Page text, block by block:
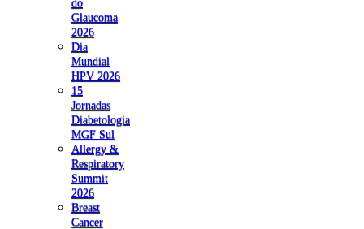
Glaucoma
2026
Dia
Mundial
HPV 2026
15
Jornadas
Diabetologia
MGF Sul
Allergy &
Respiratory
Summit
2026
Breast
Cancer